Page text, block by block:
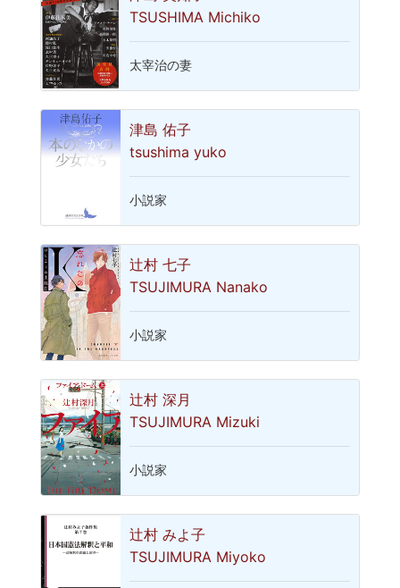
TSUSHIMA Michiko
太宰治の妻
津島 佑子
tsushima yuko
小説家
辻村 七子
TSUJIMURA Nanako
小説家
辻村 深月
TSUJIMURA Mizuki
小説家
辻村 みよ子
TSUJIMURA Miyoko